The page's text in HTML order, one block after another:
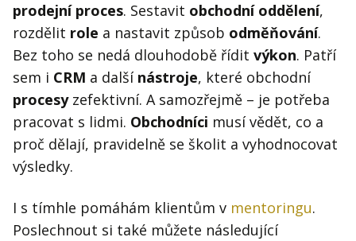
prodejní proces. Sestavit obchodní oddělení,
rozdělit role a nastavit způsob odměňování.
Bez toho se nedá dlouhodobě řídit výkon. Patří
sem i CRM a další nástroje, které obchodní
procesyzefektivní. A samozřejmě – je potřeba
pracovat s lidmi. Obchodníci musí vědět, co a
proč dělají, pravidelně se školit a vyhodnocovat
výsledky.
I s tímhle pomáhám klientům v mentoringu.
Poslechnout si také můžete následující